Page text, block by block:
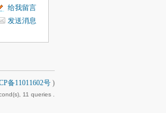
给我留言
发送消息
备11011602号 )
11 queries .